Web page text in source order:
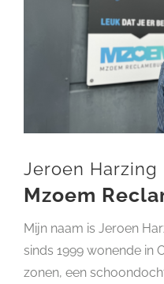
Jeroen Harzing
Mzoem
Mijn naam is Jeroen
sinds 1999 wonende in
zonen, een